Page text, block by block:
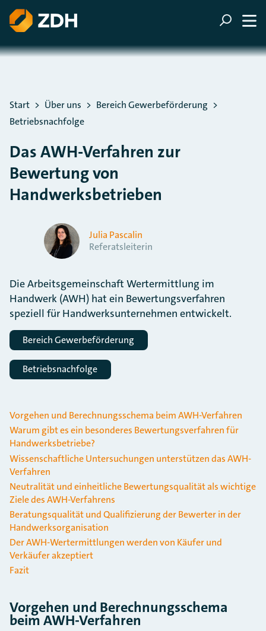
ZUM HAUPTINHALT SPRINGEN
ZUR SUCHE SPRINGEN
Sie befinden sich hier:
Start Über uns
Bereich Gewerbeförderung
Betriebsnachfolge
Das AWH-Verfahren zur
Bewertung von
Handwerksbetrieben
Julia Pascalin
Referatsleiterin
Die Arbeitsgemeinschaft Wertermittlung im
Handwerk (AWH) hat ein Bewertungsverfahren
speziell für Handwerksunternehmen entwickelt.
Bereich Gewerbeförderung
Betriebsnachfolge
Vorgehen und Berechnungsschema beim AWH-Verfahren
Warum gibt es ein besonderes Bewertungsverfahren für
Handwerksbetriebe?
Wissenschaftliche Untersuchungen unterstützen das AWH-
Verfahren
Neutralität und einheitliche Bewertungsqualität als wichtige
Ziele des AWH-Verfahrens
Beratungsqualität und Qualifizierung der Bewerter in der
Handwerksorganisation
Der AWH-Wertermittlungen werden von Käufer und
Verkäufer akzeptiert
Fazit
Vorgehen und Berechnungsschema
beim AWH-Verfahren